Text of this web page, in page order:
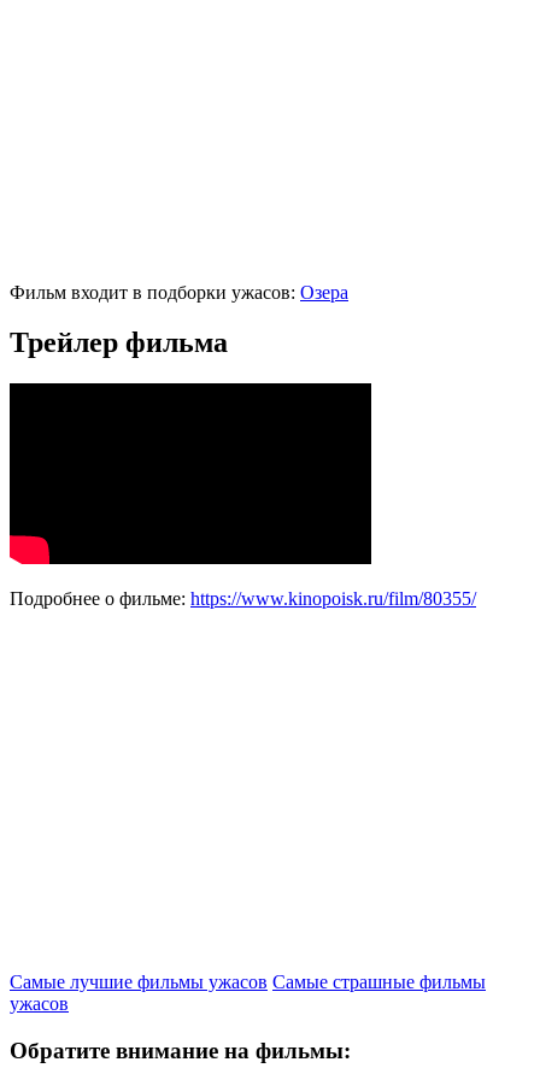
Фильм входит в подборки ужасов: Озера
Трейлер фильма
Подробнее о фильме: https://www.kinopoisk.ru/film/80355/
Самые лучшие фильмы ужасов Самые страшные фильмы
ужасов
Обратите внимание на фильмы: